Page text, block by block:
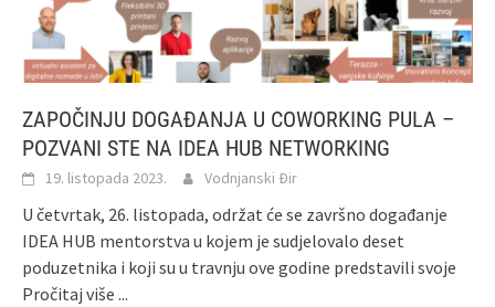
ZAPOČINJU DOGAĐANJA U COWORKING PULA –
POZVANI STE NA IDEA HUB NETWORKING
19. listopada 2023. Vodnjanski Đir
U četvrtak, 26. listopada, održat će se završno događanje
IDEA HUB mentorstva u kojem je sudjelovalo deset
poduzetnika i koji su u travnju ove godine predstavili svoje
Pročitaj više ...